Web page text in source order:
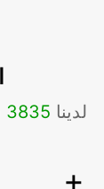
لدينا 3835